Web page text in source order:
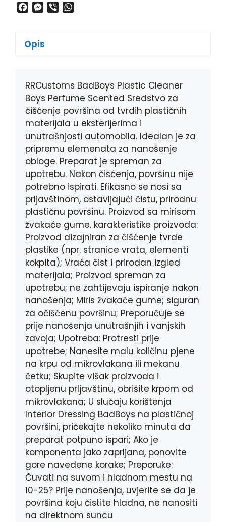
e
b
k
M
s
e
r
p
Opis
RRCustoms BadBoys Plastic Cleaner
Boys Perfume Scented Sredstvo za
čišćenje površina od tvrdih plastičnih
materijala u eksterijerima i
unutrašnjosti automobila. Idealan je za
pripremu elemenata za nanošenje
obloge. Preparat je spreman za
upotrebu. Nakon čišćenja, površinu nije
potrebno ispirati. Efikasno se nosi sa
prljavštinom, ostavljajući čistu, prirodnu
plastičnu površinu. Proizvod sa mirisom
žvakaće gume. karakteristike proizvoda:
Proizvod dizajniran za čišćenje tvrde
plastike (npr. stranice vrata, elementi
kokpita); Vraća čist i prirodan izgled
materijala; Proizvod spreman za
upotrebu; ne zahtijevaju ispiranje nakon
nanošenja; Miris žvakaće gume; siguran
za očišćenu površinu; Preporučuje se
prije nanošenja unutrašnjih i vanjskih
zavoja; Upotreba: Protresti prije
upotrebe; Nanesite malu količinu pjene
na krpu od mikrovlakana ili mekanu
četku; Skupite višak proizvoda i
otopljenu prljavštinu, obrišite krpom od
mikrovlakana; U slučaju korištenja
Interior Dressing BadBoys na plastičnoj
površini, pričekajte nekoliko minuta da
preparat potpuno ispari; Ako je
komponenta jako zaprljana, ponovite
gore navedene korake; Preporuke:
Čuvati na suvom i hladnom mestu na
10-25? Prije nanošenja, uvjerite se da je
površina koju čistite hladna, ne nanositi
na direktnom suncu